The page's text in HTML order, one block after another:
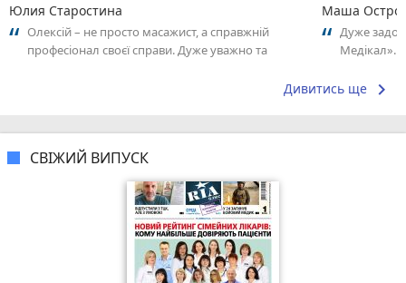
Юлия Старостина
Олексій – не просто масажист, а справжній
професіонал своєї справи. Дуже уважно та
Маша
Дуже
Медікал».
Дивитись ще keyboard_arrow_right
СВІЖИЙ ВИПУСК